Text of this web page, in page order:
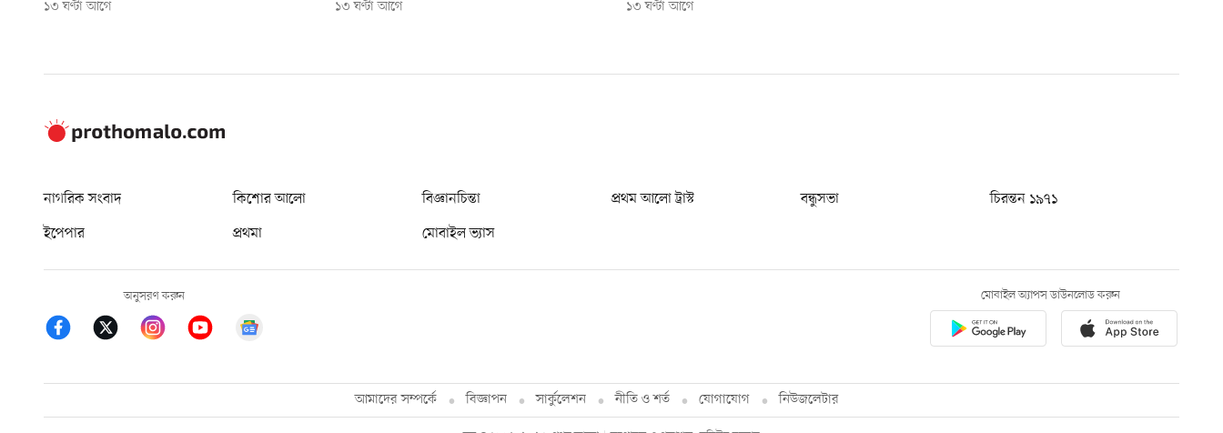
১৩ ঘণ্টা আগে ১৩ ঘণ্টা আগে ১৩ ঘণ্টা আগে
নাগরিক সংবাদ কিশোর আলো বিজ্ঞানচিন্তা প্রথম আলো ট্রাস্ট বন্ধুসভা
চিরন্তন ১৯৭১
ইপেপার
প্রথমা মোবাইল ভ্যাস
অনুসরণ করুন মোবাইল অ্যাপস ডাউনলোড করুন
আমাদের সম্পর্কে বিজ্ঞাপন সার্কুলেশন নীতি ও শর্ত যোগাযোগ নিউজলেটার